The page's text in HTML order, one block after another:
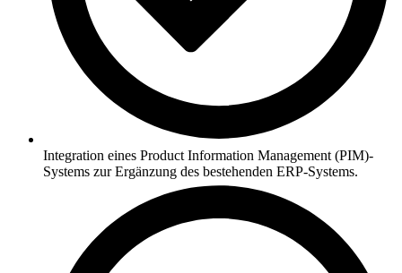
Integration eines Product Information Management (PIM)-
Systems zur Ergänzung des bestehenden ERP-Systems.